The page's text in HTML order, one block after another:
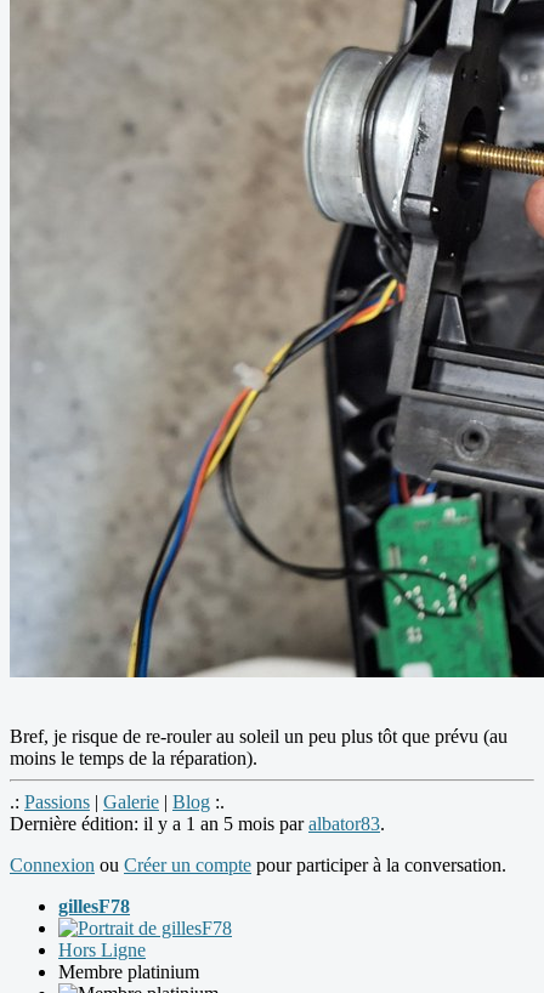
Bref, je risque de re-rouler au soleil un peu plus tôt que prévu (au
moins le temps de la réparation).
.: Passions | Galerie | Blog :.
Dernière édition: il y a 1 an 5 mois paralbator83.
Connexion ou Créer un compte pour participer à la conversation.
gillesF78
Hors Ligne
Membre platinium